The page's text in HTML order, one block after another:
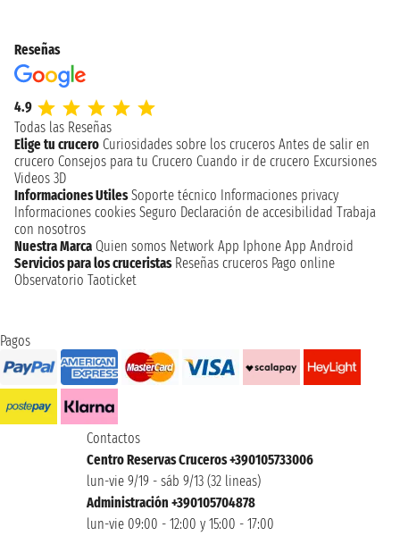
Reseñas
4.9
Todas las Reseñas
Elige tu crucero Curiosidades sobre los cruceros Antes de salir en
crucero Consejos para tu Crucero Cuando ir de crucero Excursiones
Videos 3D
Informaciones Utiles Soporte técnico Informaciones privacy
Informaciones cookies Seguro Declaración de accesibilidad Trabaja
con nosotros
Nuestra Marca Quien somos Network App Iphone App Android
Servicios para los cruceristas Reseñas cruceros Pago online
Observatorio Taoticket
Pagos
Contactos
Centro Reservas Cruceros +390105733006
lun-vie 9/19 - sáb 9/13 (32 lineas)
Administración +390105704878
lun-vie 09:00 - 12:00 y 15:00 - 17:00